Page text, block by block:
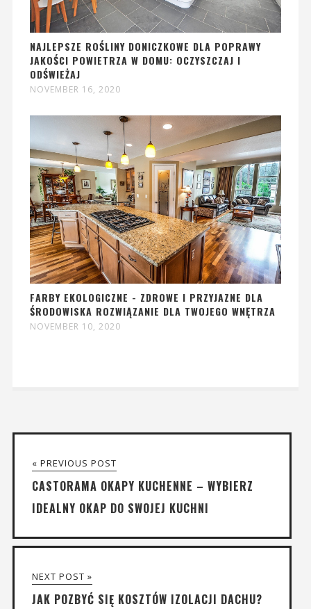
NAJLEPSZE ROŚLINY DONICZKOWE DLA POPRAWY
JAKOŚCI POWIETRZA W DOMU: OCZYSZCZAJ I
ODŚWIEŻAJ
NOVEMBER 16, 2020
FARBY EKOLOGICZNE - ZDROWE I PRZYJAZNE DLA
ŚRODOWISKA ROZWIĄZANIE DLA TWOJEGO WNĘTRZA
NOVEMBER 10, 2020
« PREVIOUS POST
CASTORAMA OKAPY KUCHENNE – WYBIERZ
IDEALNY OKAP DO SWOJEJ KUCHNI
NEXT POST »
JAK POZBYĆ SIĘ KOSZTÓW IZOLACJI DACHU?